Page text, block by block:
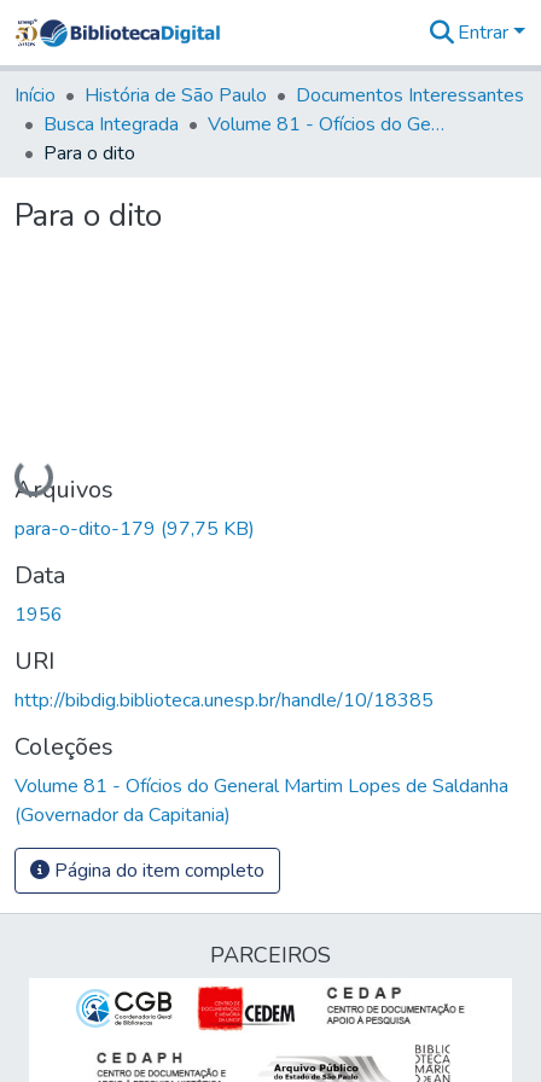
&
Coleções
Tudo na
Entrar
Início História de São Paulo
Documentos Interessantes
Busca Integrada
Volume 81 - Ofícios do General Martim Lopes de Saldanha (Governador da Capitania)
Para o dito
Para o dito
Carregando...
Arquivos
para-o-dito-179 (97,75 KB)
Data
1956
URI
http://bibdig.biblioteca.unesp.br/handle/10/18385
Coleções
Volume 81 - Ofícios do General Martim Lopes de Saldanha
(Governador da Capitania)
Página do item completo
PARCEIROS